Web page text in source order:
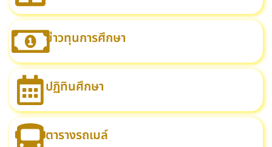
ข่าวทุนการศึกษา
ปฏิทินศึกษา
ตารางรถเมล์